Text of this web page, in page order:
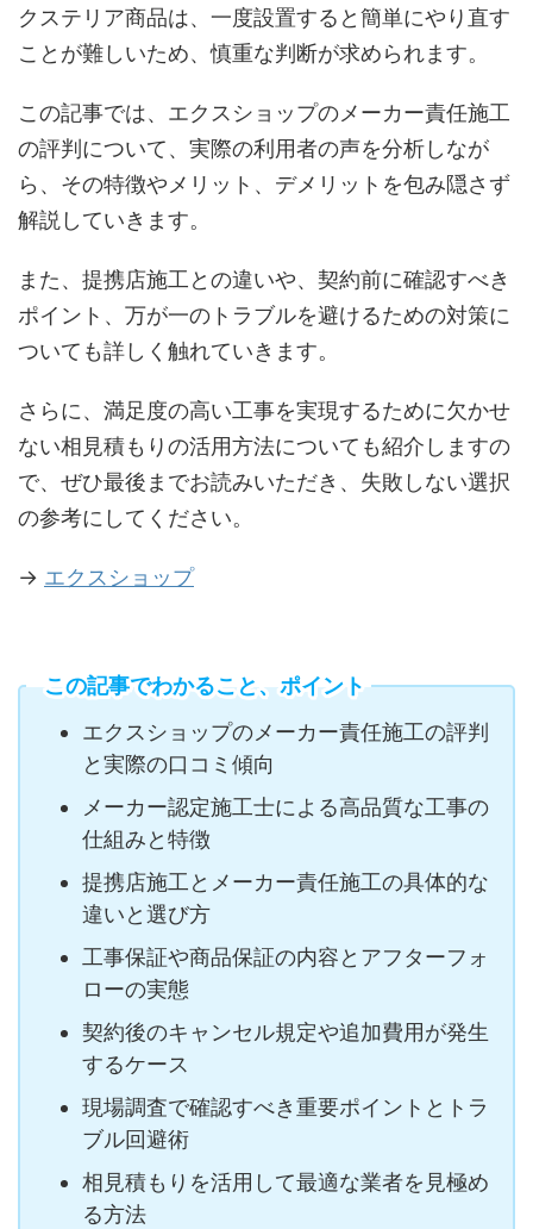
クステリア商品は、一度設置すると簡単にやり直す
ことが難しいため、慎重な判断が求められます。
この記事では、エクスショップのメーカー責任施工
の評判について、実際の利用者の声を分析しなが
ら、その特徴やメリット、デメリットを包み隠さず
解説していきます。
また、提携店施工との違いや、契約前に確認すべき
ポイント、万が一のトラブルを避けるための対策に
ついても詳しく触れていきます。
さらに、満足度の高い工事を実現するために欠かせ
ない相見積もりの活用方法についても紹介しますの
で、ぜひ最後までお読みいただき、失敗しない選択
の参考にしてください。
→ エクスショップ
この記事でわかること、ポイント
エクスショップのメーカー責任施工の評判
と実際の口コミ傾向
メーカー認定施工士による高品質な工事の
仕組みと特徴
提携店施工とメーカー責任施工の具体的な
違いと選び方
工事保証や商品保証の内容とアフターフォ
ローの実態
契約後のキャンセル規定や追加費用が発生
するケース
現場調査で確認すべき重要ポイントとトラ
ブル回避術
相見積もりを活用して最適な業者を見極め
る方法